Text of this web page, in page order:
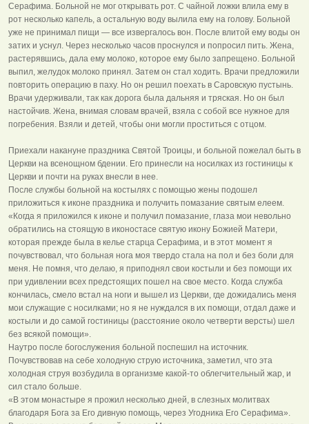
Серафима. Больной не мог открывать рот. С чайной ложки влила ему в
рот несколько капель, а остальную воду вылила ему на голову. Больной
уже не принимал пищи — все извергалось вон. После влитой ему воды он
затих и уснул. Через несколько часов проснулся и попросил пить. Жена,
растерявшись, дала ему молоко, которое ему было запрещено. Больной
выпил, желудок молоко принял. Затем он стал ходить. Врачи предложили
повторить операцию в паху. Но он решил поехать в Саровскую пустынь.
Врачи удерживали, так как дорога была дальняя и тряская. Но он был
настойчив. Жена, внимая словам врачей, взяла с собой все нужное для
погребения. Взяли и детей, чтобы они могли проститься с отцом.
Приехали накануне праздника Святой Троицы, и больной пожелал быть в
Церкви на всенощном бдении. Его принесли на носилках из гостиницы к
Церкви и почти на руках внесли в нее.
После службы больной на костылях с помощью жены подошел
приложиться к иконе праздника и получить помазание святым елеем.
«Когда я приложился к иконе и получил помазание, глаза мои невольно
обратились на стоящую в иконостасе святую икону Божией Матери,
которая прежде была в келье старца Серафима, и в этот момент я
почувствовал, что больная нога моя твердо стала на пол и без боли для
меня. Не помня, что делаю, я приподнял свои костыли и без помощи их
при удивлении всех предстоящих пошел на свое место. Когда служба
кончилась, смело встал на ноги и вышел из Церкви, где дожидались меня
мои служащие с носилками; но я не нуждался в их помощи, отдал даже и
костыли и до самой гостиницы (расстояние около четверти версты) шел
без всякой помощи».
Наутро после богослужения больной поспешил на источник.
Почувствовав на себе холодную струю источника, заметил, что эта
холодная струя возбудила в организме какой-то облегчительный жар, и
сил стало больше.
«В этом монастыре я прожил несколько дней, в слезных молитвах
благодаря Бога за Его дивную помощь, через Угодника Его Серафима».